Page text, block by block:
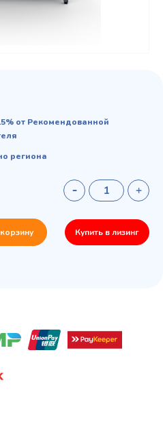
от Рекомендованной
региона
Купить в лизинг